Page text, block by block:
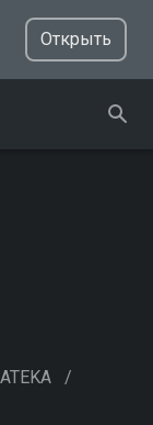
Открыть
/